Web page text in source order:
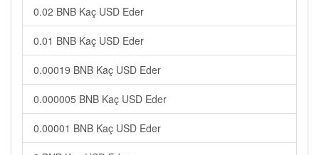
0.02 BNB Kaç USD Eder
0.01 BNB Kaç USD Eder
0.00019 BNB Kaç USD Eder
0.000005 BNB Kaç USD Eder
0.00001 BNB Kaç USD Eder